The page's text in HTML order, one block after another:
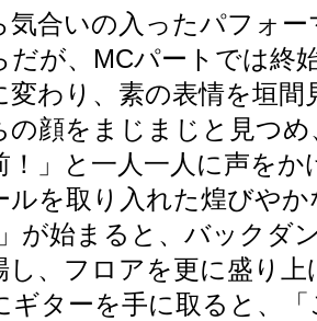
気合いの入ったパフォ
が、 MCパートでは終
変わり、素の表情を垣間
の顔をまじまじと見つ
！」と一人一人に声をか
ルを取り入れた煌びやか
」が始まると、バックダ
し、フロアを更に盛り上
ギターを手に取ると、「